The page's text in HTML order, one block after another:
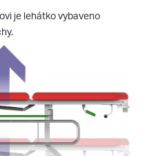
je lehátko vybaveno